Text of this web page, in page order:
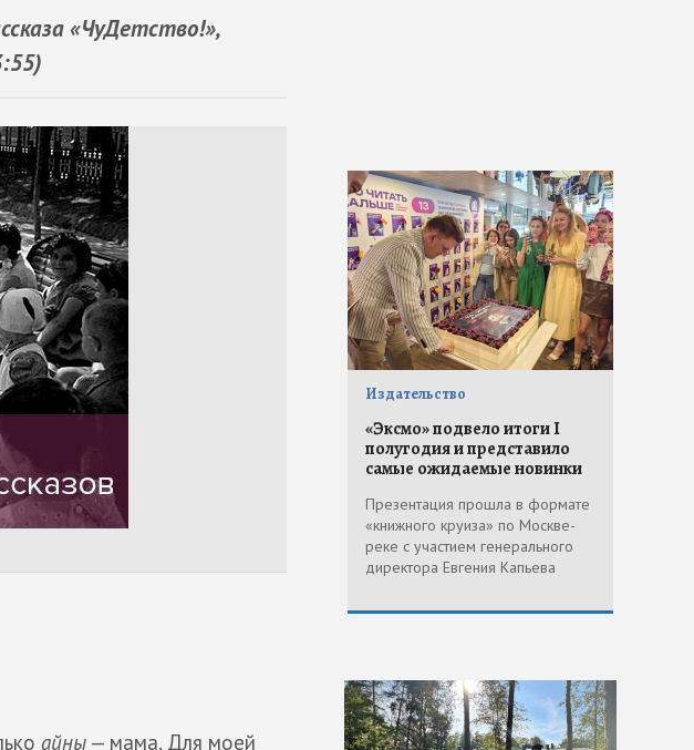
«ЧуДетство!»,
айны — мама. Для моей
Издательство
«Эксмо» подвело итоги I
полугодия и представило
самые ожидаемые новинки
Презентация прошла в формате
«книжного круиза» по Москве-
реке с участием генерального
директора Евгения Капьева